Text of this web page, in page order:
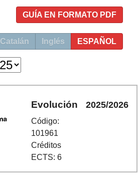
GUÍA EN FORMATO PDF
Catalán Inglés ESPAÑOL
Evolución
Código:
101961
Créditos
ECTS: 6
2025/2026